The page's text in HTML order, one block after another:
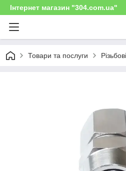
Інтернет магазин "304.com.ua"
Товари та послуги